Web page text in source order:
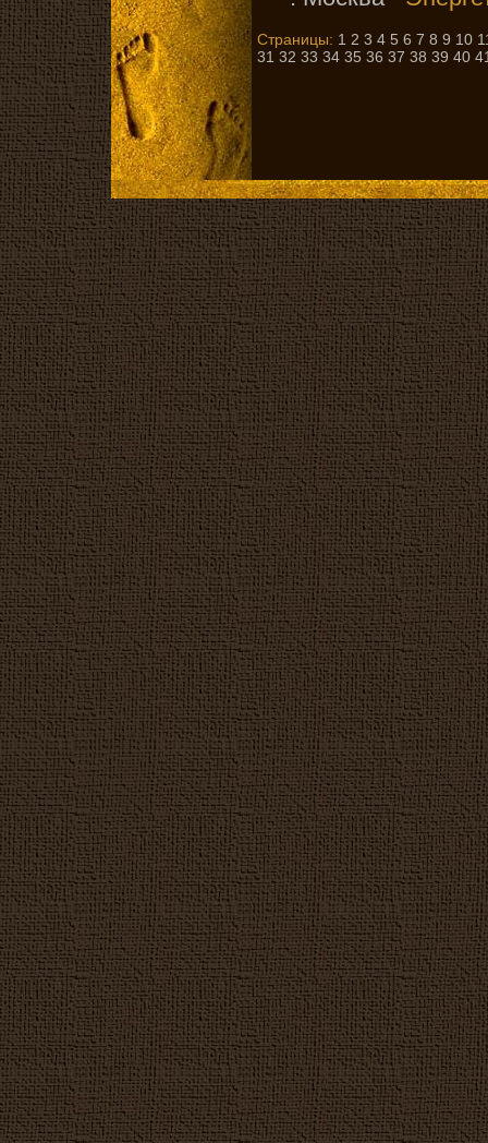
Страницы: 1 2 3 4 5 6 7 8 9 10
31 32 33 34 35 36 37 38 39 40